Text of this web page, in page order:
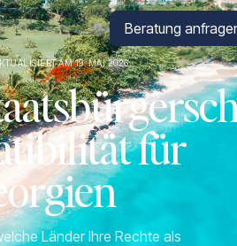
Beratung
AM 19. MAI 2026
für
Länder Ihre Rechte als